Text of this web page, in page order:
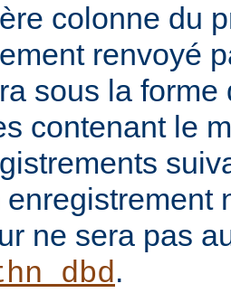
colonne du
renvoyé
sous la
contenant le
ne sera pas
.